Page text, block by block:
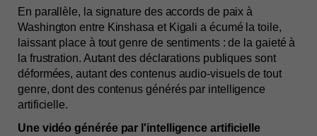
En parallèle, la signature des accords de paix à
Washington entre Kinshasa et Kigali a écumé la toile,
laissant place à tout genre de sentiments : de la gaieté à
la frustration. Autant des déclarations publiques sont
déformées, autant des contenus audio-visuels de tout
genre, dont des contenus générés par intelligence
artificielle.
Une vidéo générée par l'intelligence artificielle